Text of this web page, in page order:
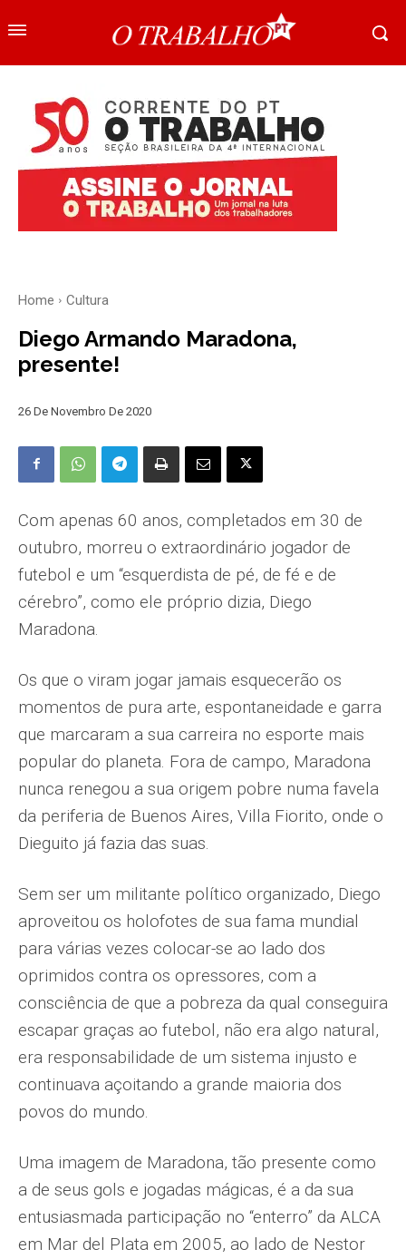
Home Cultura
Diego Armando Maradona,
presente!
26 De Novembro De 2020
Com apenas 60 anos, completados em 30 de
outubro, morreu o extraordinário jogador de
futebol e um “esquerdista de pé, de fé e de
cérebro”, como ele próprio dizia, Diego
Maradona.
Os que o viram jogar jamais esquecerão os
momentos de pura arte, espontaneidade e garra
que marcaram a sua carreira no esporte mais
popular do planeta. Fora de campo, Maradona
nunca renegou a sua origem pobre numa favela
da periferia de Buenos Aires, Villa Fiorito, onde o
Dieguito já fazia das suas.
Sem ser um militante político organizado, Diego
aproveitou os holofotes de sua fama mundial
para várias vezes colocar-se ao lado dos
oprimidos contra os opressores, com a
consciência de que a pobreza da qual conseguira
escapar graças ao futebol, não era algo natural,
era responsabilidade de um sistema injusto e
continuava açoitando a grande maioria dos
povos do mundo.
Uma imagem de Maradona, tão presente como
a de seus gols e jogadas mágicas, é a da sua
entusiasmada participação no “enterro” da ALCA
em Mar del Plata em 2005, ao lado de Nestor